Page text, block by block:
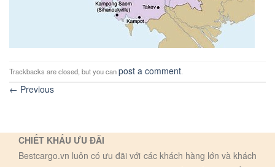
Trackbacks are closed, but you canpost a comment.
← Previous
CHIẾT KHẤU ƯU ĐÃI
Bestcargo.vn luôn có ưu đãi với các khách hàng lớn và khách